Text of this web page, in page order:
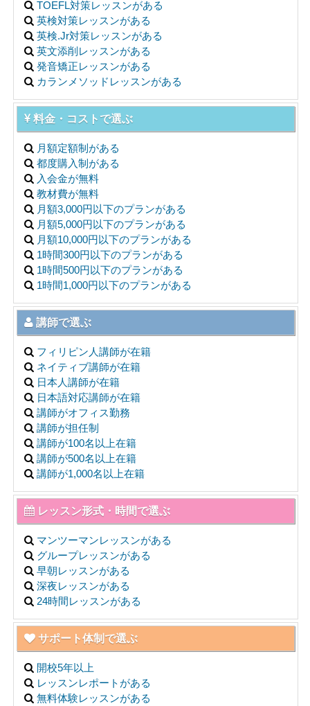
TOEFL対策レッスンがある
英検対策レッスンがある
英検.Jr対策レッスンがある
英文添削レッスンがある
発音矯正レッスンがある
カランメソッドレッスンがある
料金・コストで選ぶ
月額定額制がある
都度購入制がある
入会金が無料
教材費が無料
月額3,000円以下のプランがある
月額5,000円以下のプランがある
月額10,000円以下のプランがある
1時間300円以下のプランがある
1時間500円以下のプランがある
1時間1,000円以下のプランがある
講師で選ぶ
フィリピン人講師が在籍
ネイティブ講師が在籍
日本人講師が在籍
日本語対応講師が在籍
講師がオフィス勤務
講師が担任制
講師が100名以上在籍
講師が500名以上在籍
講師が1,000名以上在籍
レッスン形式・時間で選ぶ
マンツーマンレッスンがある
グループレッスンがある
早朝レッスンがある
深夜レッスンがある
24時間レッスンがある
サポート体制で選ぶ
開校5年以上
レッスンレポートがある
無料体験レッスンがある